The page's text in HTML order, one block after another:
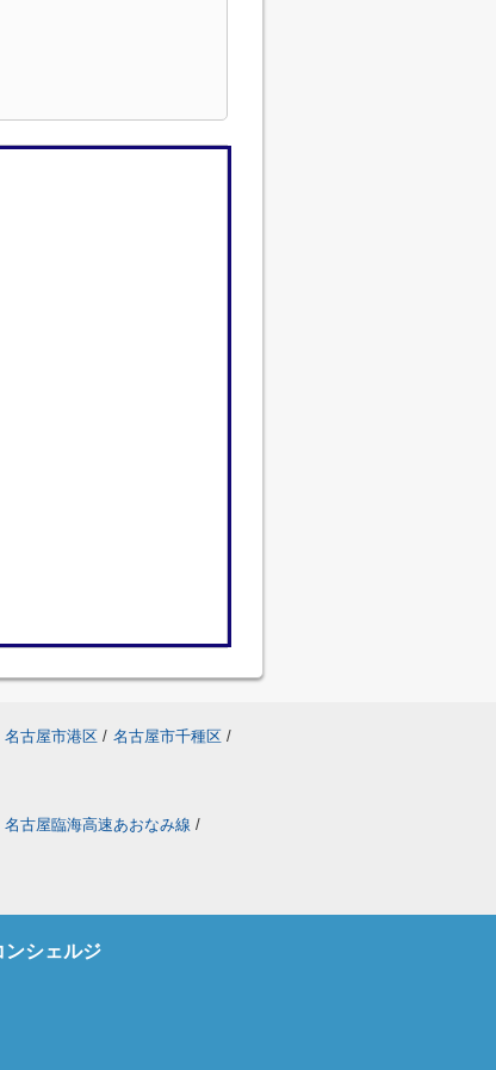
名古屋市港区 / 名古屋市千種区 /
名古屋臨海高速あおなみ線 /
ンシェルジ